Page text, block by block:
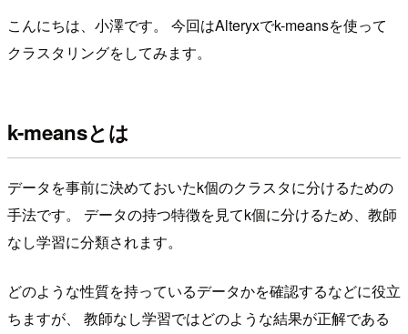
こんにちは、小澤です。 今回はAlteryxでk-meansを使って
クラスタリングをしてみます。
k-meansとは
データを事前に決めておいたk個のクラスタに分けるための
手法です。 データの持つ特徴を見てk個に分けるため、教師
なし学習に分類されます。
どのような性質を持っているデータかを確認するなどに役立
ちますが、 教師なし学習ではどのような結果が正解である